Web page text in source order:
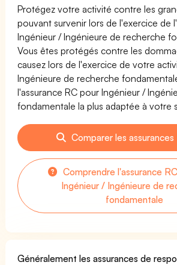
Protégez votre activité contre les
pouvant survenir lors de l'exercice de
Ingénieur / Ingénieure de recherche
Vous êtes protégés contre les
causez lors de l'exercice de votre
Ingénieure de recherche
l'assurance RC pour Ingénieur /
fondamentale la plus adaptée à votre
Comparer les assurances
Comprendre l'assurance
Ingénieur / Ingénieure de
fondamentale
Généralement les assurances de